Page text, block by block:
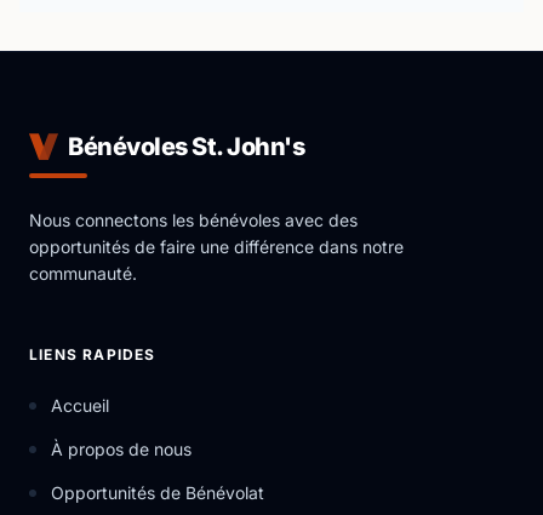
Bénévoles St. John's
Nous connectons les bénévoles avec des
opportunités de faire une différence dans notre
communauté.
LIENS RAPIDES
Accueil
À propos de nous
Opportunités de Bénévolat